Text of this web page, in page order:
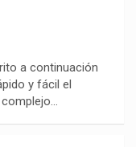
a continuación
y fácil el